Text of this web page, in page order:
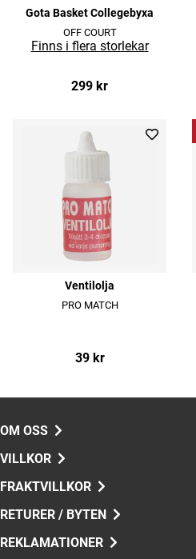
Gota Basket Collegebyxa
OFF COURT
299 kr
Ventilolja
PRO MATCH
39 kr
OM OSS
VILLKOR
FRAKTVILLKOR
RETURER / BYTEN
REKLAMATIONER